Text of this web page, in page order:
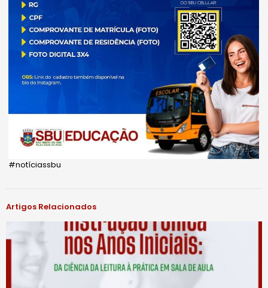
#notíciassbu
Artigos Relacionados